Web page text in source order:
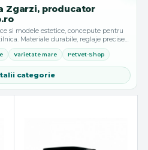
Zgarzi, producator
si modele estetice, concepute pentru
Materiale durabile, reglaje precise
o potrivire corecta...
Varietate mare PetVet-Shop
categorie